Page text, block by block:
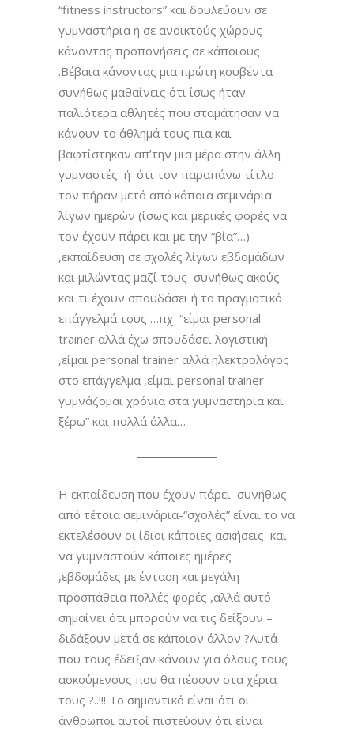
“fitness instructors” και δουλεύουν σε
γυμναστήρια ή σε ανοικτούς χώρους
κάνοντας προπονήσεις σε κάποιους
.Βέβαια κάνοντας μια πρώτη κουβέντα
συνήθως μαθαίνεις ότι ίσως ήταν
παλιότερα αθλητές που σταμάτησαν να
κάνουν το άθλημά τους πια και
βαφτίστηκαν απ’την μια μέρα στην άλλη
γυμναστές ή ότι τον παραπάνω τίτλο
τον πήραν μετά από κάποια σεμινάρια
λίγων ημερών (ίσως και μερικές φορές να
τον έχουν πάρει και με την “βία”…)
,εκπαίδευση σε σχολές λίγων εβδομάδων
και μιλώντας μαζί τους συνήθως ακούς
και τι έχουν σπουδάσει ή το πραγματικό
επάγγελμά τους …πχ “είμαι personal
trainer αλλά έχω σπουδάσει λογιστική
,είμαι personal trainer αλλά ηλεκτρολόγος
στο επάγγελμα ,είμαι personal trainer
γυμνάζομαι χρόνια στα γυμναστήρια και
ξέρω” και πολλά άλλα…
Η εκπαίδευση που έχουν πάρει συνήθως
από τέτοια σεμινάρια-“σχολές” είναι το να
εκτελέσουν οι ίδιοι κάποιες ασκήσεις και
να γυμναστούν κάποιες ημέρες
,εβδομάδες με ένταση και μεγάλη
προσπάθεια πολλές φορές ,αλλά αυτό
σημαίνει ότι μπορούν να τις δείξουν –
διδάξουν μετά σε κάποιον άλλον ?Αυτά
που τους έδειξαν κάνουν για όλους τους
ασκούμενους που θα πέσουν στα χέρια
τους ?..!!! Το σημαντικό είναι ότι οι
άνθρωποι αυτοί πιστεύουν ότι είναι